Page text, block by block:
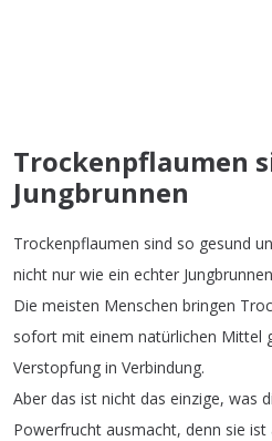
Trockenpflaumen
Jungbrunnen
Trockenpflaumen sind so gesund
nicht nur wie ein echter Jungbrunnen
Die meisten Menschen bringen
sofort mit einem natürlichen Mittel
Verstopfung in Verbindung.
Aber das ist nicht das einzige, was
Powerfrucht ausmacht, denn sie ist